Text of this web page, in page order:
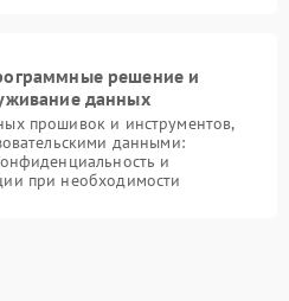
решение и
данных
прошивок и инструментов,
данными:
и
при необходимости